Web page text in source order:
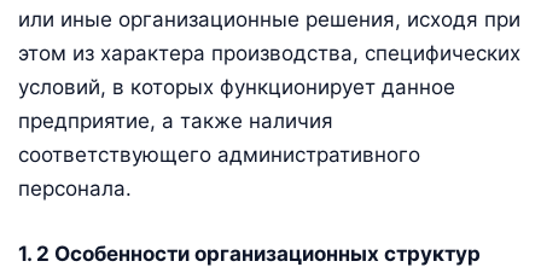
или иные организационные решения, исходя при
этом из характера производства, специфических
условий, в которых функционирует данное
предприятие, а также наличия
соответствующего административного
персонала.
1. 2 Особенности организационных структур